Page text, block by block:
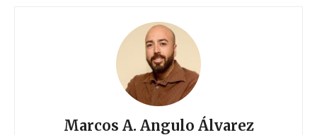
Marcos A. Angulo Álvarez